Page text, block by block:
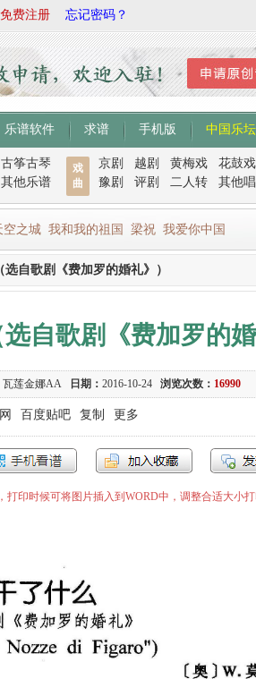
免费注册 忘记密码？
乐谱软件 求谱 手机版 中国乐坛
古筝古琴
其他乐谱
戏
曲
京剧 越剧 黄梅戏
花鼓
豫剧
评剧 二人转 其他
空之城 我和我的祖国 梁祝 我爱你中国
自歌剧《费加罗的婚礼》）
自歌剧《费加罗的婚
瓦莲金娜AA 日期： 2016-10-24 浏览次数： 16990
百度贴吧 复制 更多
印时候可将图片插入到WORD中，调整合适大小打